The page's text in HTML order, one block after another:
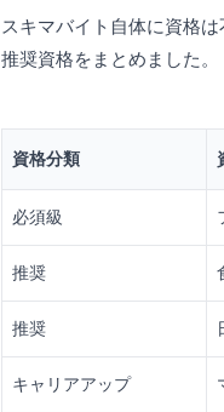
スキマバイト自体に資格
推奨資格をまとめました。
資格分類
必須級
推奨
推奨
キャリアアップ